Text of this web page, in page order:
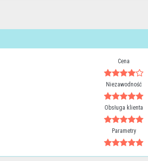
Cena
Niezawodność
Obsługa klienta
Parametry